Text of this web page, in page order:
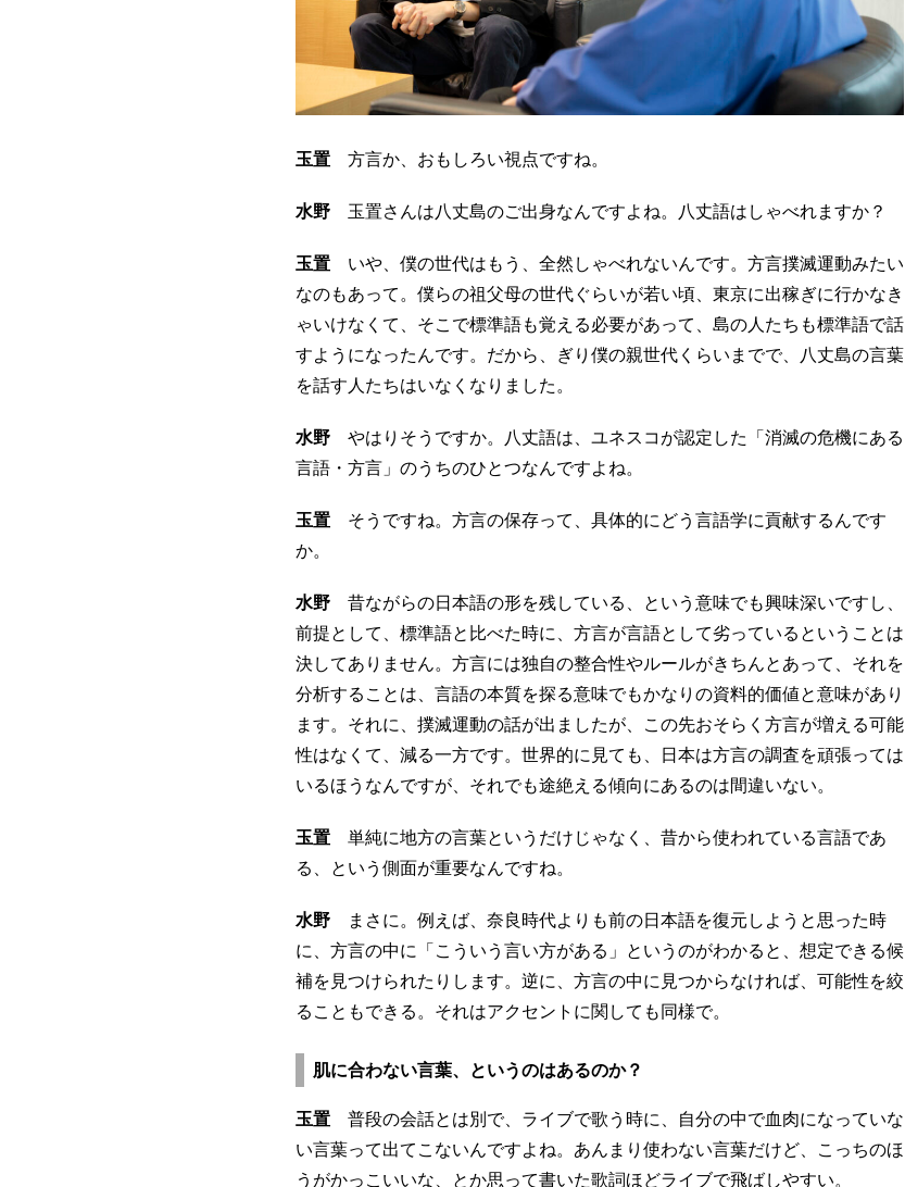
玉置 方言か、おもしろい視点ですね。
水野 玉置さんは八丈島のご出身なんですよね。八丈語はしゃべれますか？
玉置 いや、僕の世代はもう、全然しゃべれないんです。方言撲滅運動みたい
なのもあって。僕らの祖父母の世代ぐらいが若い頃、東京に出稼ぎに行かなき
ゃいけなくて、そこで標準語も覚える必要があって、島の人たちも標準語で話
すようになったんです。だから、ぎり僕の親世代くらいまでで、八丈島の言葉
を話す人たちはいなくなりました。
水野 やはりそうですか。八丈語は、ユネスコが認定した「消滅の危機にある
言語・方言」のうちのひとつなんですよね。
玉置 そうですね。方言の保存って、具体的にどう言語学に貢献するんです
か。
水野 昔ながらの日本語の形を残している、という意味でも興味深いですし、
前提として、標準語と比べた時に、方言が言語として劣っているということは
決してありません。方言には独自の整合性やルールがきちんとあって、それを
分析することは、言語の本質を探る意味でもかなりの資料的価値と意味があり
ます。それに、撲滅運動の話が出ましたが、この先おそらく方言が増える可能
性はなくて、減る一方です。世界的に見ても、日本は方言の調査を頑張っては
いるほうなんですが、それでも途絶える傾向にあるのは間違いない。
玉置 単純に地方の言葉というだけじゃなく、昔から使われている言語であ
る、という側面が重要なんですね。
水野 まさに。例えば、奈良時代よりも前の日本語を復元しようと思った時
に、方言の中に「こういう言い方がある」というのがわかると、想定できる候
補を見つけられたりします。逆に、方言の中に見つからなければ、可能性を絞
ることもできる。それはアクセントに関しても同様で。
肌に合わない言葉、というのはあるのか？
玉置 普段の会話とは別で、ライブで歌う時に、自分の中で血肉になっていな
い言葉って出てこないんですよね。あんまり使わない言葉だけど、こっちのほ
うがかっこいいな、とか思って書いた歌詞ほどライブで飛ばしやすい。